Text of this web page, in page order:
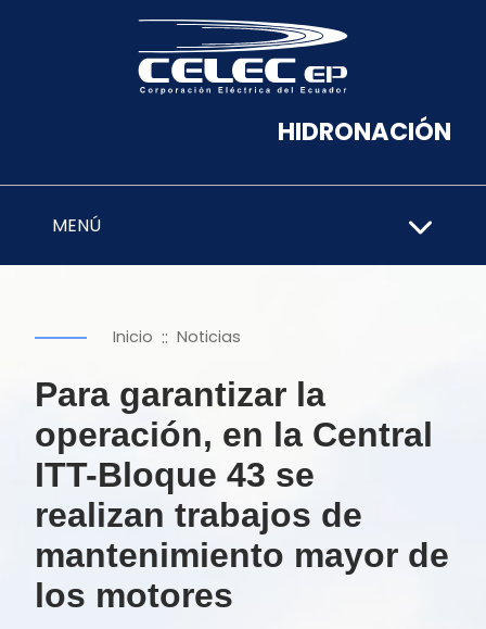
HIDRONACIÓN
MENÚ
Inicio :: Noticias
Para garantizar la
operación, en la Central
ITT-Bloque 43 se
realizan trabajos de
mantenimiento mayor de
los motores